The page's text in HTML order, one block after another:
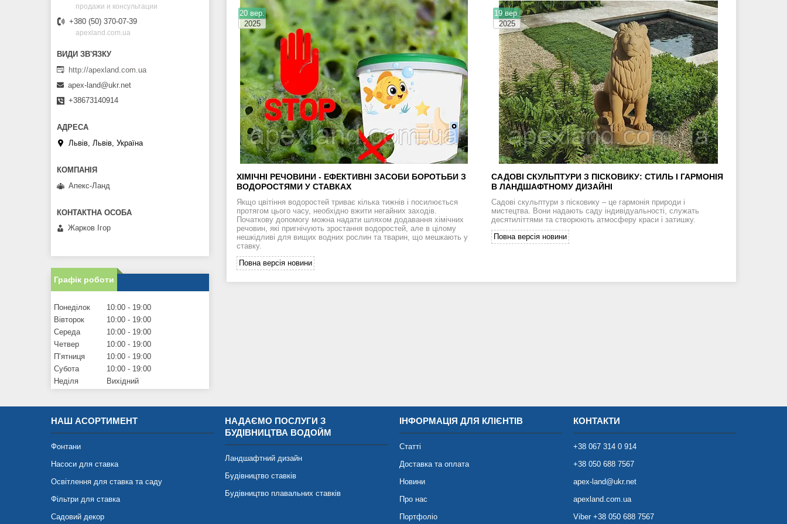
20 вер.
2025
ХІМІЧНІ РЕЧОВИНИ - ЕФЕКТИВНІ ЗАСОБИ БОРОТЬБИ З
ВОДОРОСТЯМИ У СТАВКАХ
Якщо цвітіння водоростей триває кілька тижнів і посилюється
протягом цього часу, необхідно вжити негайних заходів.
Початкову допомогу можна надати шляхом додавання хімічних
речовин, які пригнічують зростання водоростей, але в цілому
нешкідливі для вищих водних рослин та тварин, що мешкають у
ставку.
Повна версія новини
19 вер.
2025
САДОВІ СКУЛЬПТУРИ З ПІСКОВИКУ: СТИЛЬ І ГАРМОНІЯ
В ЛАНДШАФТНОМУ ДИЗАЙНІ
Садові скульптури з пісковику – це гармонія природи і
мистецтва. Вони надають саду індивідуальності, служать
десятиліттями та створюють атмосферу краси і затишку.
Повна версія новини
продажи и консультации
+380 (50) 370-07-39
apexland.com.ua
http://apexland.com.ua
apex-land@ukr.net
+38673140914
Львів, Львів, Україна
Апекс-Ланд
Жарков Ігор
Графік роботи
Понеділок 10:00
19:00
Вівторок
10:00
19:00
Середа
10:00
19:00
Четвер
10:00
19:00
Пʼятниця
10:00
19:00
Субота
10:00
19:00
Неділя
Вихідний
НАШ АСОРТИМЕНТ
Фонтани
Насоси для ставка
Освітлення для ставка та саду
Фільтри для ставка
Садовий декор
НАДАЄМО ПОСЛУГИ З
БУДІВНИЦТВА ВОДОЙМ
Ландшафтний дизайн
Будівництво ставків
Будівництво плавальних ставків
ІНФОРМАЦІЯ ДЛЯ КЛІЄНТІВ
Статті
Доставка та оплата
Новини
Про нас
Портфоліо
КОНТАКТИ
+38 067 314 0 914
+38 050 688 7567
apex-land@ukr.net
apexland.com.ua
Viber +38 050 688 7567